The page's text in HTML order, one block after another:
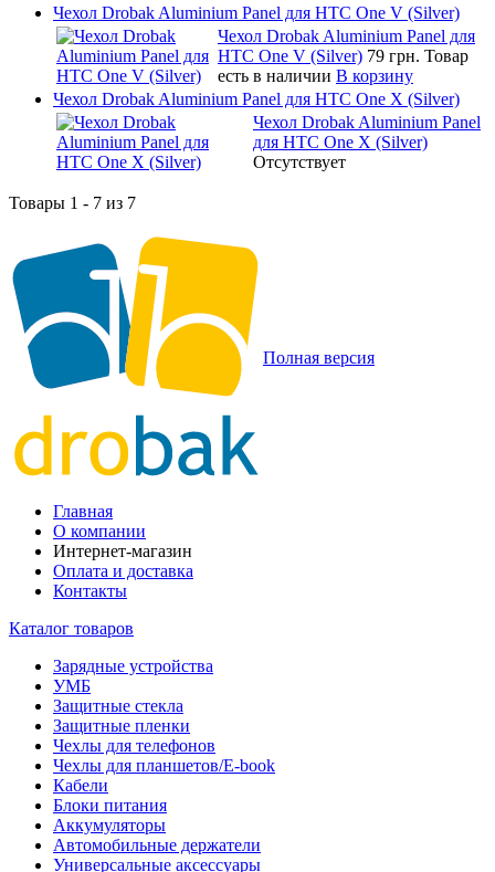
Чехол Drobak Aluminium Panel для HTC One V (Silver)
Чехол Drobak Aluminium Panel для
HTC One V (Silver) 79 грн. Товар
есть в наличии В корзину
Чехол Drobak Aluminium Panel для HTC One X (Silver)
Чехол Drobak Aluminium Panel
для HTC One X (Silver)
Отсутствует
Товары 1 - 7 из 7
Полная версия
Главная
О компании
Интернет-магазин
Оплата и доставка
Контакты
Каталог товаров
Зарядные устройства
УМБ
Защитные стекла
Защитные пленки
Чехлы для телефонов
Чехлы для планшетов/E-book
Кабели
Блоки питания
Аккумуляторы
Автомобильные держатели
Универсальные аксессуары